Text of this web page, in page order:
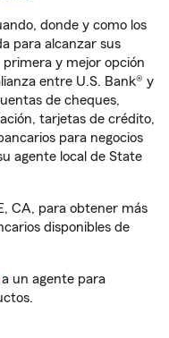
donde y como los
para alcanzar sus
y mejor opción
entre U.S. Bank® y
de cheques,
tarjetas de crédito,
para negocios
agente local de State
CA, para obtener más
disponibles de
a un agente para